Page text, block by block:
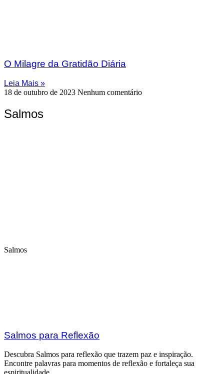
O Milagre da Gratidão Diária
Leia Mais »
18 de outubro de 2023 Nenhum comentário
Salmos
Salmos
Salmos para Reflexão
Descubra Salmos para reflexão que trazem paz e inspiração.
Encontre palavras para momentos de reflexão e fortaleça sua